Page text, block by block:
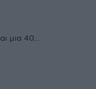
μια 40...